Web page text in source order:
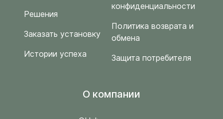
Решения
Заказать установку
Истории успеха
конфиденциальности
Политика возврата и
обмена
Защита потребителя
O компании